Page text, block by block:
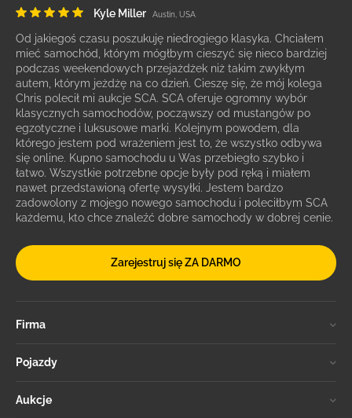
Kyle Miller Austin, USA
Od jakiegoś czasu poszukuję niedrogiego klasyka. Chciałem
mieć samochód, którym mógłbym cieszyć się nieco bardziej
podczas weekendowych przejażdżek niż takim zwykłym
autem, którym jeżdżę na co dzień. Cieszę się, że mój kolega
Chris polecił mi aukcje SCA. SCA oferuje ogromny wybór
klasycznych samochodów, począwszy od mustangów po
egzotyczne i luksusowe marki. Kolejnym powodem, dla
którego jestem pod wrażeniem jest to, że wszystko odbywa
się online. Kupno samochodu u Was przebiegło szybko i
łatwo. Wszystkie potrzebne opcje były pod ręką i miałem
nawet przedstawioną ofertę wysyłki. Jestem bardzo
zadowolony z mojego nowego samochodu i poleciłbym SCA
każdemu, kto chce znaleźć dobre samochody w dobrej cenie.
Zarejestruj się ZA DARMO
Firma
Pojazdy
Aukcje